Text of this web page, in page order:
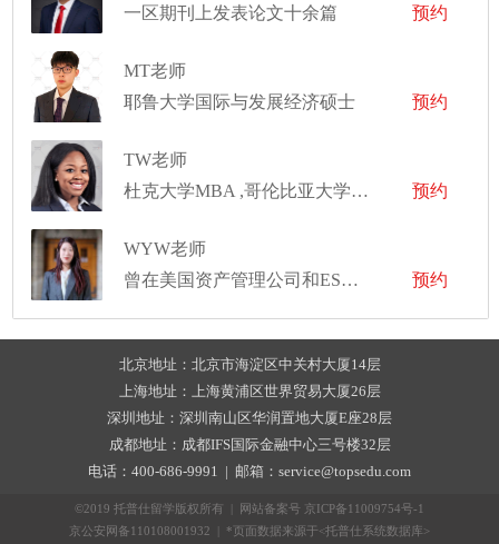
一区期刊上发表论文十余篇
预约
MT老师
耶鲁大学国际与发展经济硕士
预约
TW老师
杜克大学MBA ,哥伦比亚大学非洲裔美国人研究硕士,杜克大学国际比较研究学士
预约
WYW老师
曾在美国资产管理公司和ESG领域实习
预约
北京地址：北京市海淀区中关村大厦14层
上海地址：上海黄浦区世界贸易大厦26层
深圳地址：深圳南山区华润置地大厦E座28层
成都地址：成都IFS国际金融中心三号楼32层
电话：400-686-9991 | 邮箱：service@topsedu.com
©2019 托普仕留学版权所有 | 网站备案号 京ICP备11009754号-1
京公安网备110108001932 | *页面数据来源于<托普仕系统数据库>